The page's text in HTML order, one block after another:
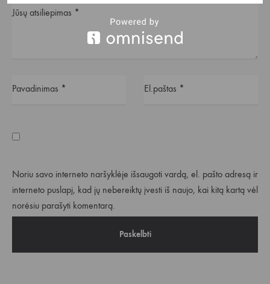
Jūsų atsiliepimas *
Pavadinimas * El.paštas *
Noriu savo interneto naršyklėje išsaugoti vardą, el. pašto adresą ir
interneto puslapį, kad jų nebereiktų įvesti iš naujo, kai kitą kartą vėl
norėsiu parašyti komentarą.